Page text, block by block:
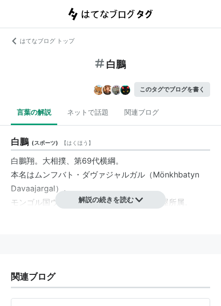
はてなブログ トップ
白鵬
このタグでブログを書く
言葉の解説 ネットで話題 関連ブログ
白鵬 (スポーツ) 【はくほう 】
白鵬翔。大相撲、第69代横綱。
本名はムンフバト・ダヴァジャルガル（Mönkhbatyn
Davaajargal）。
モンゴル国ウランバートル出身、宮城野部屋所属。
とりわけ往年の貴乃花を思わせる類い希な上手の取り方
は絶品である。
2007年5月30日、横綱昇進。
解説の続きを読む
関連ブログ